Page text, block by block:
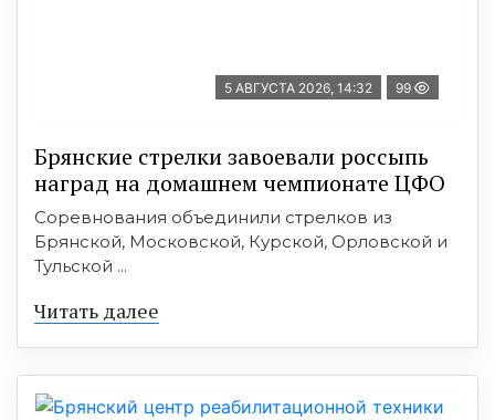
5 АВГУСТА 2026, 14:32 99
Брянские стрелки завоевали россыпь
наград на домашнем чемпионате ЦФО
Соревнования объединили стрелков из
Брянской, Московской, Курской, Орловской и
Тульской ...
Читать далее